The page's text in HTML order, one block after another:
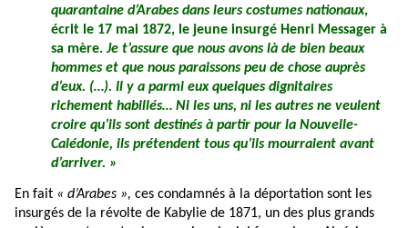
quarantaine d’Arabes dans leurs costumes nationaux,
écrit le 17 mai 1872, le jeune insurgé Henri Messager à
sa mère.Je t’assure que nous avons là de bien beaux
hommes et que nous paraissons peu de chose auprès
d’eux. (…). Il y a parmi eux quelques dignitaires
richement habillés… Ni les uns, ni les autres ne veulent
croire qu’ils sont destinés à partir pour la Nouvelle-
Calédonie, ils prétendent tous qu’ils mourraient avant
d’arriver. »
En fait « d’Arabes », ces condamnés à la déportation sont les
insurgés de la révolte de Kabylie de 1871, un des plus grands